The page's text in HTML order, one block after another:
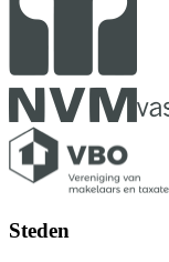
Steden